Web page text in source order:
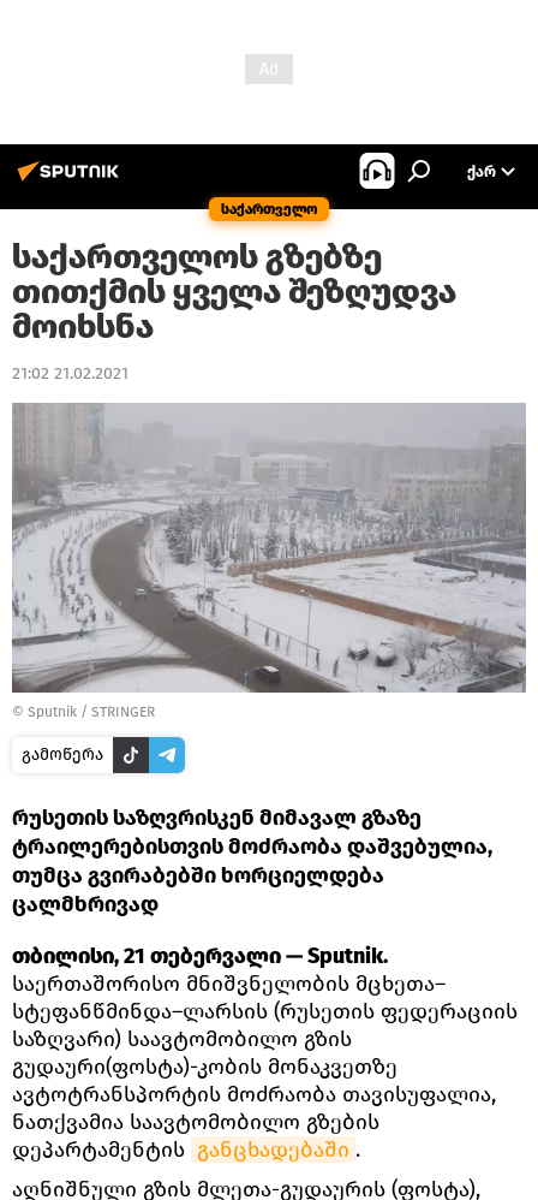
საქართველო
ᲥᲐᲠ
საქართველოს გზებზე
თითქმის ყველა შეზღუდვა
მოიხსნა
21:02 21.02.2021
© Sputnik / STRINGER
გამოწერა
რუსეთის საზღვრისკენ მიმავალ გზაზე
ტრაილერებისთვის მოძრაობა დაშვებულია,
თუმცა გვირაბებში ხორციელდება
ცალმხრივად
თბილისი, 21 თებერვალი — Sputnik.
საერთაშორისო მნიშვნელობის მცხეთა–
სტეფანწმინდა–ლარსის (რუსეთის ფედერაციის
საზღვარი) საავტომობილო გზის
გუდაური(ფოსტა)-კობის მონაკვეთზე
ავტოტრანსპორტის მოძრაობა თავისუფალია,
ნათქვამია საავტომობილო გზების
დეპარტამენტის განცხადებაში .
აღნიშნული გზის მლეთა-გუდაურის (ფოსტა),